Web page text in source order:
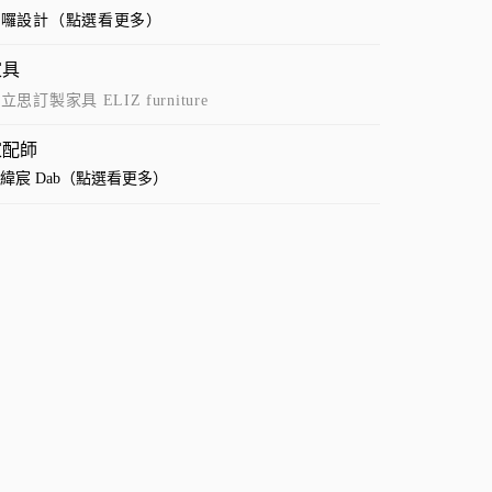
設計（點選看更多）
思訂製家具 ELIZ furniture
師
宸 Dab（點選看更多）